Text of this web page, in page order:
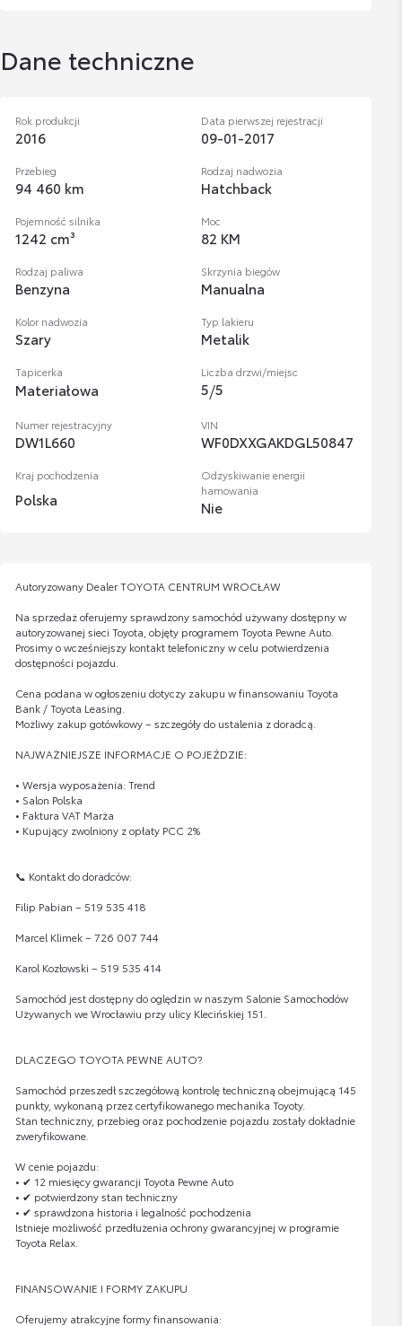
Dane techniczne
Rok produkcji
2016
Data pierwszej rejestracji
09-01-2017
Przebieg
94 460 km
Rodzaj nadwozia
Hatchback
Pojemność silnika
1242 cm³
Moc
82 KM
Rodzaj paliwa
Benzyna
Skrzynia biegów
Manualna
Kolor nadwozia
Szary
Typ lakieru
Metalik
Tapicerka
Materiałowa
Liczba drzwi/miejsc
5/5
Numer rejestracyjny
DW1L660
VIN
WF0DXXGAKDGL50847
Kraj pochodzenia
Polska
Odzyskiwanie energii
hamowania
Nie
Autoryzowany Dealer TOYOTA CENTRUM WROCŁAW
Na sprzedaż oferujemy sprawdzony samochód używany dostępny w
autoryzowanej sieci Toyota, objęty programem Toyota Pewne Auto.
Prosimy o wcześniejszy kontakt telefoniczny w celu potwierdzenia
dostępności pojazdu.
Cena podana w ogłoszeniu dotyczy zakupu w finansowaniu Toyota
Bank / Toyota Leasing.
Możliwy zakup gotówkowy – szczegóły do ustalenia z doradcą.
NAJWAŻNIEJSZE INFORMACJE O POJEŹDZIE:
• Wersja wyposażenia: Trend
• Salon Polska
• Faktura VAT Marża
• Kupujący zwolniony z opłaty PCC 2%
📞 Kontakt do doradców:
Filip Pabian – 519 535 418
Marcel Klimek – 726 007 744
Karol Kozłowski – 519 535 414
Samochód jest dostępny do oględzin w naszym Salonie Samochodów
Używanych we Wrocławiu przy ulicy Klecińskiej 151.
DLACZEGO TOYOTA PEWNE AUTO?
Samochód przeszedł szczegółową kontrolę techniczną obejmującą 145
punkty, wykonaną przez certyfikowanego mechanika Toyoty.
Stan techniczny, przebieg oraz pochodzenie pojazdu zostały dokładnie
zweryfikowane.
W cenie pojazdu:
• ✔ 12 miesięcy gwarancji Toyota Pewne Auto
• ✔ potwierdzony stan techniczny
• ✔ sprawdzona historia i legalność pochodzenia
Istnieje możliwość przedłużenia ochrony gwarancyjnej w programie
Toyota Relax.
FINANSOWANIE I FORMY ZAKUPU
Oferujemy atrakcyjne formy finansowania: